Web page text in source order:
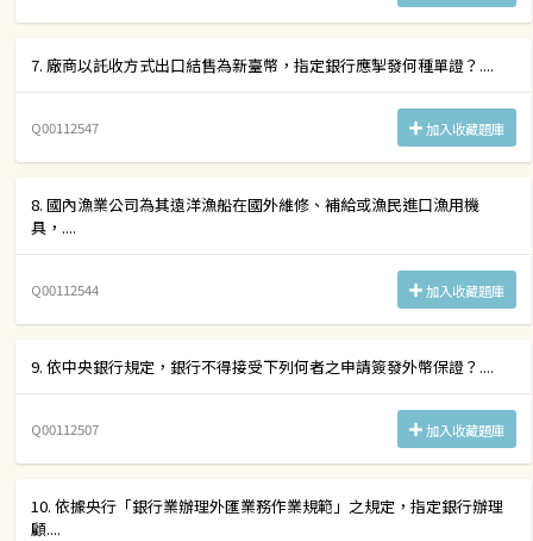
7. 廠商以託收方式出口結售為新臺幣，指定銀行應掣發何種單證？....
Q00112547 加入收藏題庫
8. 國內漁業公司為其遠洋漁船在國外維修、補給或漁民進口漁用機
具，....
Q00112544 加入收藏題庫
9. 依中央銀行規定，銀行不得接受下列何者之申請簽發外幣保證？....
Q00112507 加入收藏題庫
10. 依據央行「銀行業辦理外匯業務作業規範」之規定，指定銀行辦理
顧....